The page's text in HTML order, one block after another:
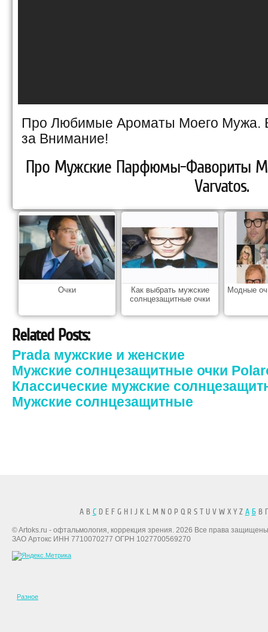
Про Любимые Ароматы Моего Мужа.
за Внимание!
Про Мужские Парфюмы-Фавориты
Varvatos.
Очки
Как выбрать мужские
солнцезащитные очки
Модные
Related Posts:
Prada мужские и женские
Мужские солнцезащитные очки
Классические мужские
Мужские солнцезащитные
A B CD E F G H I J K L M N O P Q R S T U V W X Y Z А БВ
© Artoks.ru - офтальмология, коррекция зрения. 2026 Все права
ЗАО Артокс ИНН 7710070277 ОГРН 1027700569270
Разное